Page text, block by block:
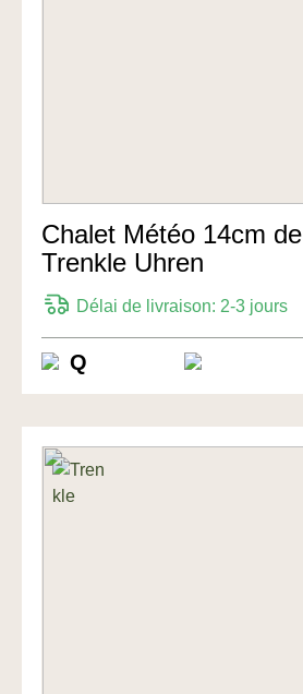
Chalet Météo 14cm de
Trenkle Uhren
Délai de livraison: 2-3 jours
Q